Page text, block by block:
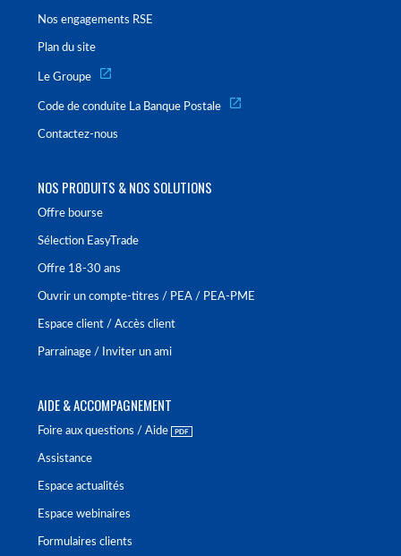
Nos engagements RSE
Plan du site
Le Groupe
Code de conduite La Banque Postale
Contactez-nous
NOS PRODUITS & NOS SOLUTIONS
Offre bourse
Sélection EasyTrade
Offre 18-30 ans
Ouvrir un compte-titres / PEA / PEA-PME
Espace client / Accès client
Parrainage / Inviter un ami
AIDE & ACCOMPAGNEMENT
Foire aux questions / Aide
Assistance
Espace actualités
Espace webinaires
Formulaires clients